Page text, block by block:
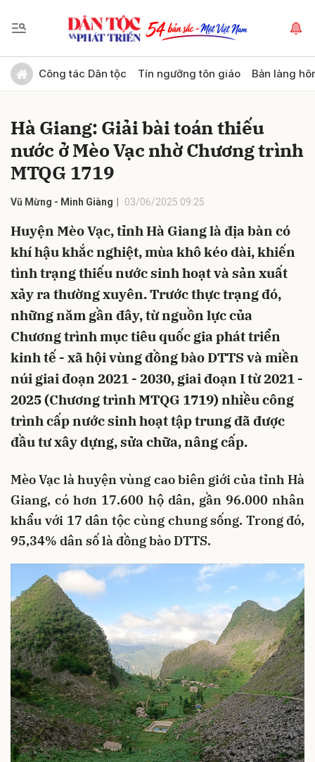
Công tác Dân tộc Tín ngưỡng tôn giáo Bản làng
Hà Giang: Giải bài toán thiếu
nước ở Mèo Vạc nhờ Chương trình
MTQG 1719
Vũ Mừng - Minh Giàng 03/06/2025 09:25
Huyện Mèo Vạc, tỉnh Hà Giang là địa bàn có
khí hậu khắc nghiệt, mùa khô kéo dài, khiến
tình trạng thiếu nước sinh hoạt và sản xuất
xảy ra thường xuyên. Trước thực trạng đó,
những năm gần đây, từ nguồn lực của
Chương trình mục tiêu quốc gia phát triển
kinh tế - xã hội vùng đồng bào DTTS và miền
núi giai đoạn 2021 - 2030, giai đoạn I từ 2021 -
2025 (Chương trình MTQG 1719) nhiều công
trình cấp nước sinh hoạt tập trung đã được
đầu tư xây dựng, sửa chữa, nâng cấp.
Mèo Vạc là huyện vùng cao biên giới của tỉnh Hà
Giang, có hơn 17.600 hộ dân, gần 96.000 nhân
khẩu với 17 dân tộc cùng chung sống. Trong đó,
95,34% dân số là đồng bào DTTS.
Gửi bình luận